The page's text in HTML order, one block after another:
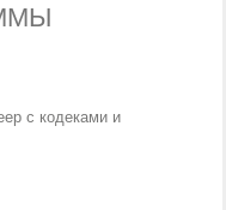
с кодеками и